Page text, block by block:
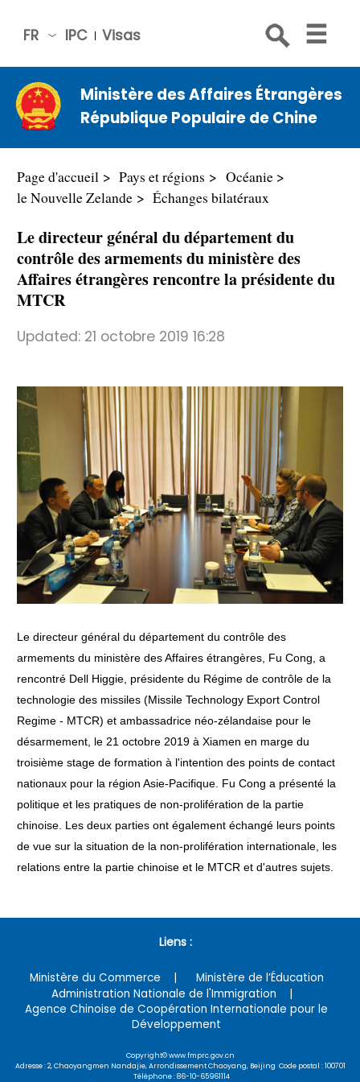
IPC Visas
FR
中文
Engli
sh
Русс
Espa
عربي
Ministère des Affaires Étrangères
République Populaire de Chine
Page d'accueil Pays et régions
Océanie
le Nouvelle Zelande
Échanges bilatéraux
Le directeur général du département du
contrôle des armements du ministère des
Affaires étrangères rencontre la présidente du
MTCR
Updated: 21 octobre 2019 16:28
Le directeur général du département du contrôle des
armements du ministère des Affaires étrangères, Fu Cong, a
rencontré Dell Higgie, présidente du Régime de contrôle de la
technologie des missiles (Missile Technology Export Control
Regime - MTCR) et ambassadrice néo-zélandaise pour le
désarmement, le 21 octobre 2019 à Xiamen en marge du
troisième stage de formation à l'intention des points de contact
nationaux pour la région Asie-Pacifique. Fu Cong a présenté la
politique et les pratiques de non-prolifération de la partie
chinoise. Les deux parties ont également échangé leurs points
de vue sur la situation de la non-prolifération internationale, les
relations entre la partie chinoise et le MTCR et d'autres sujets.
Liens :
Ministère du Commerce
Ministère de l’Éducation
Administration Nationale de l'Immigration
Agence Chinoise de Coopération Internationale pour le
Développement
Copyright© www.fmprc.gov.cn
Adresse : 2, Chaoyangmen Nandajie, Arrondissement Chaoyang, Beijing Code postal : 100701
Téléphone : 86-10-65961114